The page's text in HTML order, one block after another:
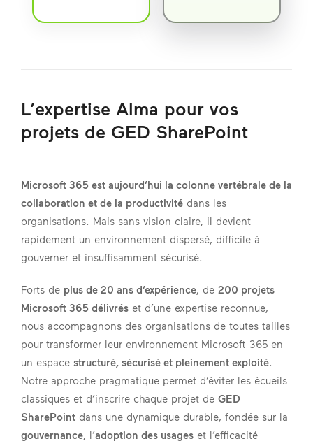
L’expertise Alma pour vos
projets de GED SharePoint
Microsoft 365 est aujourd’hui la colonne vertébrale de la
collaboration et de la productivité dans les
organisations. Mais sans vision claire, il devient
rapidement un environnement dispersé, difficile à
gouverner et insuffisamment sécurisé.
Forts de plus de 20 ans d’expérience, de 200 projets
Microsoft 365 délivrés et d’une expertise reconnue,
nous accompagnons des organisations de toutes tailles
pour transformer leur environnement Microsoft 365 en
un espace structuré, sécurisé et pleinement exploité.
Notre approche pragmatique permet d’éviter les écueils
classiques et d’inscrire chaque projet de GED
SharePoint dans une dynamique durable, fondée sur la
gouvernance, l’adoption des usages et l’efficacité